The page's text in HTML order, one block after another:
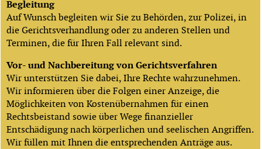
Begleitung
Auf Wunsch begleiten wir Sie zu Behörden, zur Polizei, in
die Gerichtsverhandlung oder zu anderen Stellen und
Terminen, die für Ihren Fall relevant sind.
Vor- und Nachbereitung von Gerichtsverfahren
Wir unterstützen Sie dabei, Ihre Rechte wahrzunehmen.
Wir informieren über die Folgen einer Anzeige, die
Möglichkeiten von Kostenübernahmen für einen
Rechtsbeistand sowie über Wege finanzieller
Entschädigung nach körperlichen und seelischen Angriffen.
Wir füllen mit Ihnen die entsprechenden Anträge aus.